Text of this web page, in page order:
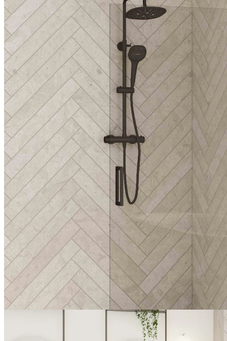
Solo P
Paroi pivotante pour un espace de douche ouvert, avec un design
simple et des détails intelligents
Paroi pivotante à 180° pour un espace de douche ouvert
Profilé en aluminium en blanc (mat) ou noir (mat) revêtu par
poudre ou chromé avec un panneau assorti au profilé
Deux surfaces de verre – toutes deux traitées anticalcaire – au
choix :
— Verre transparent
— Verre décoratif Cosmos
Paroi pliante avec une ouverture à 180° grâce à des profilés
pivots
Idéal pour les petites salles de bains
Exécutions
Exécution en niche
Exécution d'angle
Couleurs
blanc (mat)
chrome
gris-noir, granité